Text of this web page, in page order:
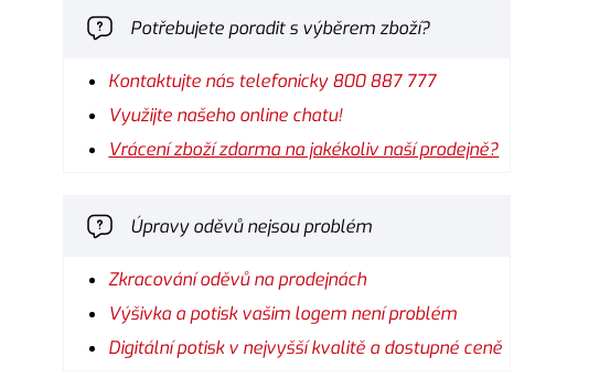
Potřebujete poradit s výběrem zboží?
Kontaktujte nás telefonicky 800 887 777
Využijte našeho online chatu!
Vrácení zboží zdarma na jakékoliv naší prodejně?
Úpravy oděvů nejsou problém
Zkracování oděvů na prodejnách
Výšivka a potisk vašim logem není problém
Digitální potisk v nejvyšší kvalitě a dostupné ceně